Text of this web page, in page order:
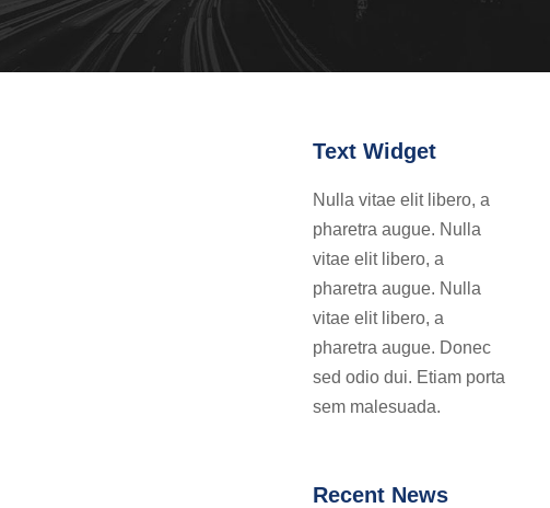
Text Widget
Nulla vitae elit libero, a
pharetra augue. Nulla
vitae elit libero, a
pharetra augue. Nulla
vitae elit libero, a
pharetra augue. Donec
sed odio dui. Etiam porta
sem malesuada.
Recent News